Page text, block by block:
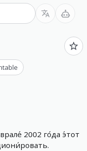
2002 го́да э́тот